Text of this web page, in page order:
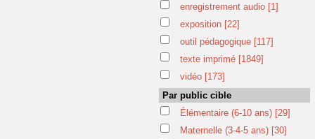
enregistrement audio [1]
exposition [22]
outil pédagogique [117]
texte imprimé [1849]
vidéo [173]
Par public cible
Élémentaire (6-10 ans) [29]
Maternelle (3-4-5 ans) [30]